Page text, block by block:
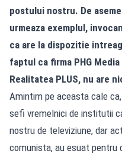
postului nostru. De
urmeaza exemplul,
ca are la dispozitie
faptul ca firma PHG
Realitatea PLUS, nu are
Amintim pe aceasta cale
sefi vremelnici de institutii
nostru de televiziune, dar
comunista, au esuat pentru